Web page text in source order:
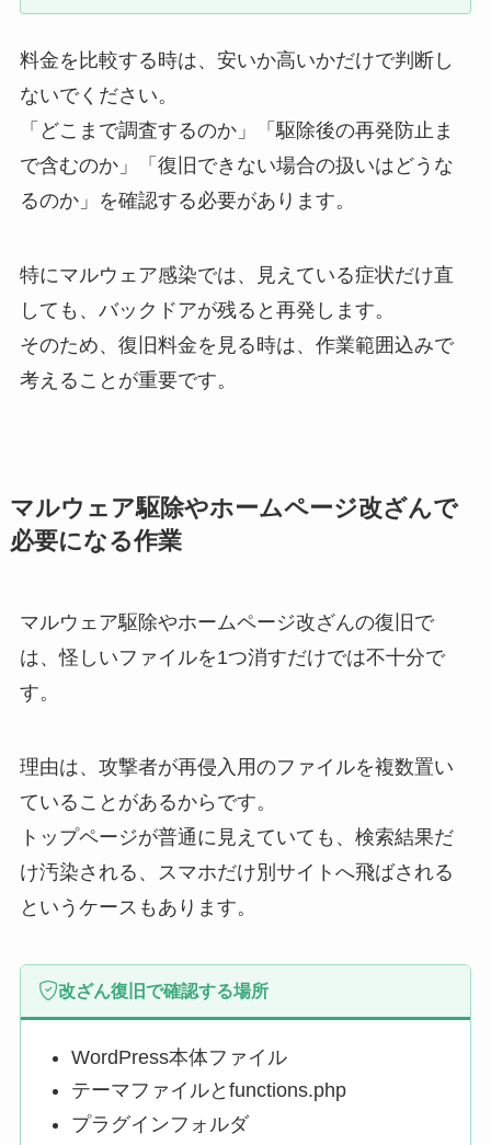
料金を比較する時は、安いか高いかだけで判断し
ないでください。
「どこまで調査するのか」「駆除後の再発防止ま
で含むのか」「復旧できない場合の扱いはどうな
るのか」を確認する必要があります。
特にマルウェア感染では、見えている症状だけ直
しても、バックドアが残ると再発します。
そのため、復旧料金を見る時は、作業範囲込みで
考えることが重要です。
マルウェア駆除やホームページ改ざんで
必要になる作業
マルウェア駆除やホームページ改ざんの復旧で
は、怪しいファイルを1つ消すだけでは不十分で
す。
理由は、攻撃者が再侵入用のファイルを複数置い
ていることがあるからです。
トップページが普通に見えていても、検索結果だ
け汚染される、スマホだけ別サイトへ飛ばされる
というケースもあります。
改ざん復旧で確認する場所
WordPress本体ファイル
テーマファイルとfunctions.php
プラグインフォルダ